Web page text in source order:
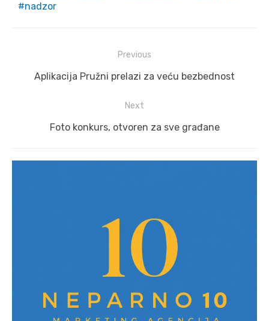
nadzor
navigation
Previous
Previous
Aplikacija Pružni prelazi za veću bezbednost
Next
Next
Foto konkurs, otvoren za sve građane